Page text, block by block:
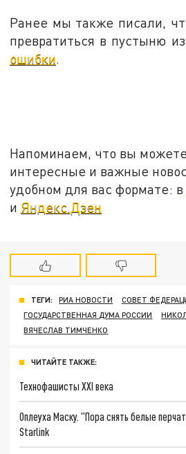
Ранее мы также писали,
превратиться в пустыню
ошибки.
Напоминаем, что вы
интересные и важные
удобном для вас формате: в
и Яндекс.Дзен
ТЕГИ: РИА НОВОСТИ
СОВЕТ
ГОСУДАРСТВЕННАЯ ДУМА РОССИИ
ВЯЧЕСЛАВ ТИМЧЕНКО
ЧИТАЙТЕ ТАКЖЕ:
Технофашисты XXI века
Оплеуха Маску. "Пора снять белые
Starlink